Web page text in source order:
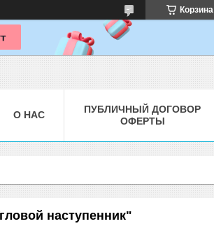
Корзина
О НАС
ПУБЛИЧНЫЙ ДОГОВОР
ОФЕРТЫ
наступенник"